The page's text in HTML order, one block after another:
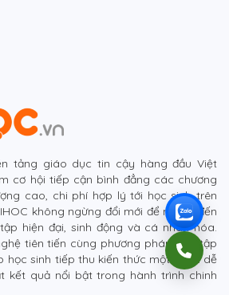
tảng giáo dục tin cậy hàng đầu Việt
cơ hội tiếp cận bình đẳng các chương
cao, chi phí hợp lý tới học sinh trên
không ngừng đổi mới để mang đến
hiện đại, sinh động và cá nhân hóa.
tiên tiến cùng phương pháp học tập
học sinh tiếp thu kiến thức một cách dễ
kết quả nổi bật trong hành trình chinh